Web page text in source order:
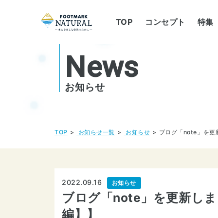
TOP コンセプト 特集
News
お知らせ
TOP お知らせ一覧 お知らせ ブログ「note」を更
2022.09.16 お知らせ
ブログ「note」を更新し
編】】